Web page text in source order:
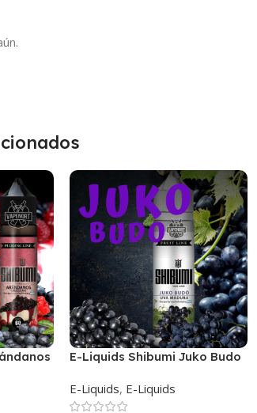
E-Liquids Shibumi Juko Budo
E-Liquids, E-Liquids